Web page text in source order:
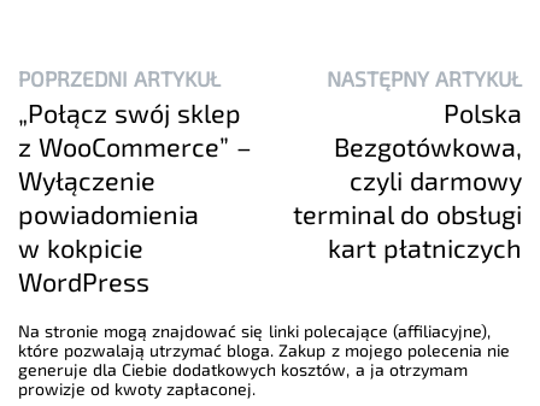
POPRZEDNI ARTYKUŁ
„Połącz swój sklep
z WooCommerce” –
Wyłączenie
powiadomienia
w kokpicie
WordPress
NASTĘPNY ARTYKUŁ
Polska
Bezgotówkowa,
czyli darmowy
terminal do obsługi
kart płatniczych
Na stronie mogą znajdować się linki polecające (affiliacyjne),
które pozwalają utrzymać bloga. Zakup z mojego polecenia nie
generuje dla Ciebie dodatkowych kosztów, a ja otrzymam
prowizje od kwoty zapłaconej.